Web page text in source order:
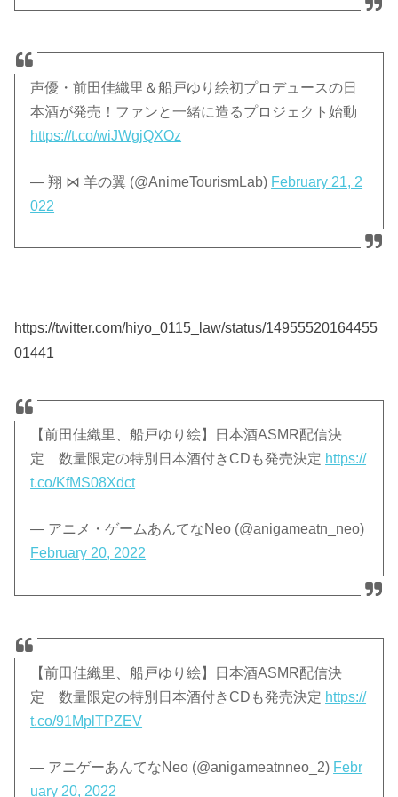
声優・前田佳織里＆船戸ゆり絵初プロデュースの日
本酒が発売！ファンと一緒に造るプロジェクト始動
https://t.co/wiJWgjQXOz
— 翔 ⋈ 羊の翼 (@AnimeTourismLab) February 21, 2
022
https://twitter.com/hiyo_0115_law/status/14955520164455
01441
【前田佳織里、船戸ゆり絵】日本酒ASMR配信決
定 数量限定の特別日本酒付きCDも発売決定 https://
t.co/KfMS08Xdct
— アニメ・ゲームあんてなNeo (@anigameatn_neo)
February 20, 2022
【前田佳織里、船戸ゆり絵】日本酒ASMR配信決
定 数量限定の特別日本酒付きCDも発売決定 https://
t.co/91MplTPZEV
— アニゲーあんてなNeo (@anigameatnneo_2) Febr
uary 20, 2022